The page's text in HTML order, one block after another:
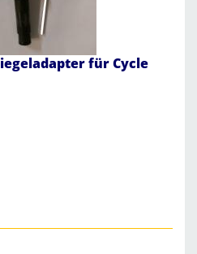
für Cycle